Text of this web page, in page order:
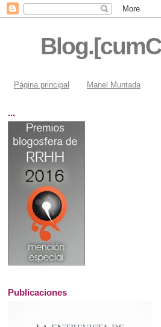
Página principal Manel Muntada
...
Publicaciones